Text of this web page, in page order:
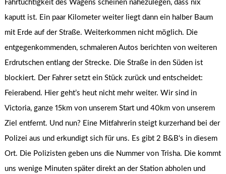
Fahrtüchtigkeit des Wagens scheinen nahezulegen, dass nix
kaputt ist. Ein paar Kilometer weiter liegt dann ein halber Baum
mit Erde auf der Straße. Weiterkommen nicht möglich. Die
entgegenkommenden, schmaleren Autos berichten von weiteren
Erdrutschen entlang der Strecke. Die Straße in den Süden ist
blockiert. Der Fahrer setzt ein Stück zurück und entscheidet:
Feierabend. Hier geht’s heut nicht mehr weiter. Wir sind in
Victoria, ganze 15km von unserem Start und 40km von unserem
Ziel entfernt. Und nun? Eine Mitfahrerin steigt kurzerhand bei der
Polizei aus und erkundigt sich für uns. Es gibt 2 B&B‘s in diesem
Ort. Die Polizisten geben uns die Nummer von Trisha. Die kommt
uns wenige Minuten später direkt an der Station abholen und